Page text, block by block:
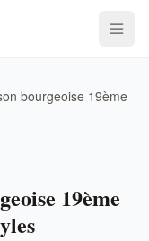
bourgeoise 19ème
19ème